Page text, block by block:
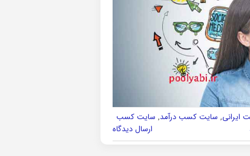
ایرانی, سایت کسب درآمد, سایت کسب
ارسال دیدگاه